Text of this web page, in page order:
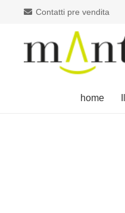
Contatti pre vendita
home